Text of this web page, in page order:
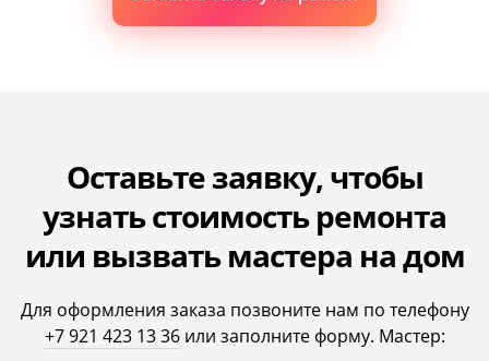
Оставьте заявку, чтобы
узнать стоимость ремонта
или вызвать мастера на дом
Для оформления заказа позвоните нам по телефону
+7 921 423 13 36или заполните форму. Мастер: